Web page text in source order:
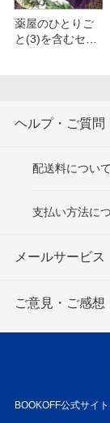
薬屋のひとりご
と(3)を含むセッ
ヘルプ・ご質問
配送料について
支払い方法に
メールサービス
ご意見・ご感想
BOOKOFF公式サイト